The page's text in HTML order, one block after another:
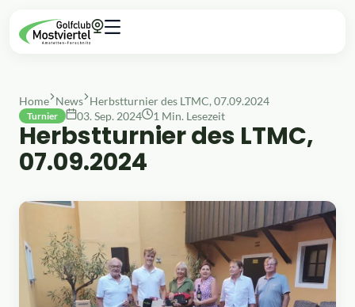
Home News Herbstturnier des LTMC, 07.09.2024
Turnier 03. Sep. 2024 1 Min. Lesezeit
Herbstturnier des LTMC,
07.09.2024